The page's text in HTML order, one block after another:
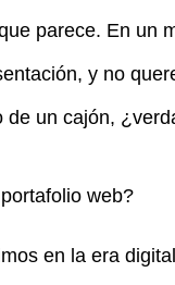
parece. En un
y no
de un cajón,
web?
en la era